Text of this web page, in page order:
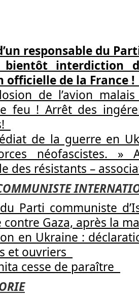
responsable du
bientôt interdiction
officielle de la France
de l’avion
feu ! Arrêt des
de la guerre en
néofascistes. »
des résistants –
Parti communiste
contre Gaza, après la
en Ukraine :
et ouvriers
cesse de paraître